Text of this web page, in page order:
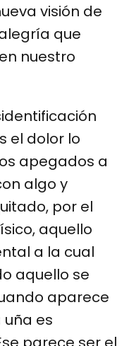
visión de
que
nuestro
el dolor lo
apegados a
algo y
por el
aquello
a la cual
aquello se
aparece
es